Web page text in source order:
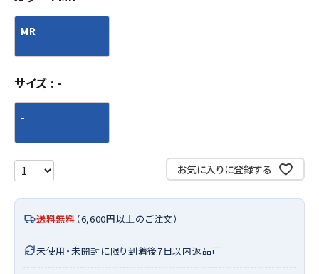
MR
サイズ -
-
お気に入りに登録する
送料無料 （6,600円以上のご注文）
未使用・未開封に限り到着後7日以内返品可